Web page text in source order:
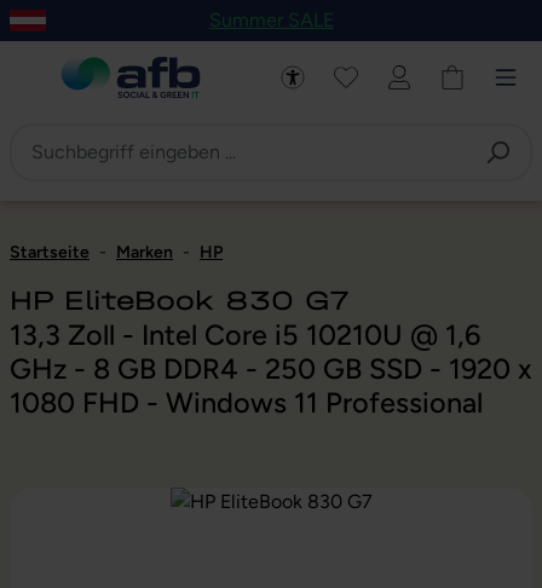
Hauptinhalt springen
Zur Navigation der B2B-Plattform springen
Summer SALE
Startseite - Marken - HP
HP EliteBook 830 G7
13,3 Zoll - Intel Core i5 10210U @ 1,6
GHz - 8 GB DDR4 - 250 GB SSD - 1920 x
1080 FHD - Windows 11 Professional
Bildergalerie überspringen